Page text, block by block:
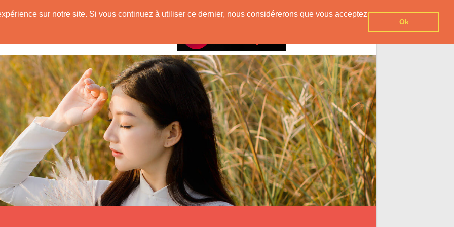
sur notre site. Si vous continuez à utiliser ce dernier, nous considérerons que vous acceptez
Ok
!